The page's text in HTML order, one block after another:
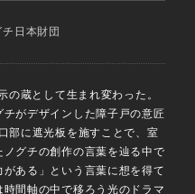
日本財団
蔵として生まれ変わった。
がデザインした障子戸の意匠
部に遮光板を施すことで、室
グチの創作の言葉を辿る中で
ある」という言葉に想を得て
間軸の中で移ろう光のドラマ